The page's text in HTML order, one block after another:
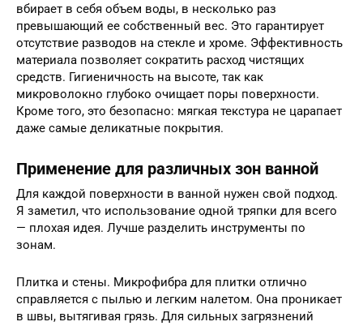
вбирает в себя объем воды, в несколько раз
превышающий ее собственный вес. Это гарантирует
отсутствие разводов на стекле и хроме. Эффективность
материала позволяет сократить расход чистящих
средств. Гигиеничность на высоте, так как
микроволокно глубоко очищает поры поверхности.
Кроме того, это безопасно: мягкая текстура не царапает
даже самые деликатные покрытия.
Применение для различных зон ванной
Для каждой поверхности в ванной нужен свой подход.
Я заметил, что использование одной тряпки для всего
— плохая идея. Лучше разделить инструменты по
зонам.
Плитка и стены. Микрофибра для плитки отлично
справляется с пылью и легким налетом. Она проникает
в швы, вытягивая грязь. Для сильных загрязнений